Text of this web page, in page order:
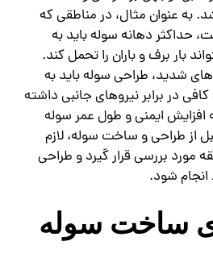
به عنوان مثال، در مناطقی که
حداکثر دهانه سوله باید به
بار برف و باران را تحمل کند.
شدید، طراحی سوله باید به
در برابر نیروهای جانبی داشته
افزایش ایمنی و طول عمر سوله
از طراحی و ساخت سوله، لازم
بررسی قرار گیرد و طراحی
شود.
ساخت سوله